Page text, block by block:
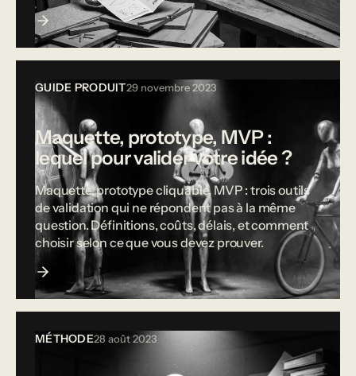
GUIDE PRODUIT29 novembre 2023
Maquette, prototype, MVP :
lequel pour valider votre idée ?
Maquette, prototype cliquable, MVP : trois outils
de validation qui ne répondent pas à la même
question. Définitions, coûts, délais, et comment
choisir selon ce que vous devez prouver.
MÉTHODE28 août 2023